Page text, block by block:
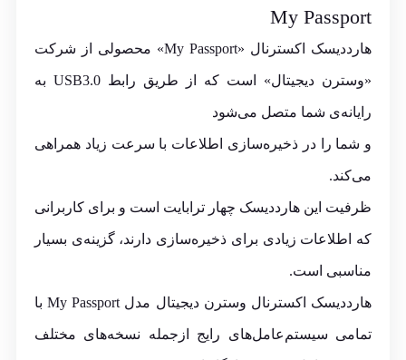
My Passport
هارددیسک اکسترنال «My Passport» محصولی از شرکت
«وسترن دیجیتال» است که از طریق رابط USB3.0 به
رایانه‌ی شما متصل می‌شود
و شما را در ذخیره‌سازی اطلاعات با سرعت زیاد همراهی
می‌کند.
ظرفیت این هارددیسک چهار ترابایت است و برای کاربرانی
‌که اطلاعات زیادی برای ذخیره‌سازی دارند، گزینه‌ی بسیار
مناسبی است.
هارددیسک اکسترنال وسترن دیجیتال مدل My Passport با
تمامی سیستم‌عامل‌های رایج ازجمله‌ نسخه‌های مختلف